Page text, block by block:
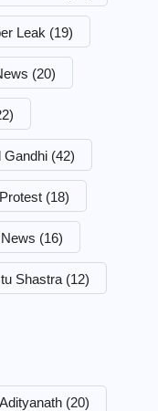
Leak (19)
(20)
Gandhi (42)
(18)
(16)
Shastra (12)
(20)